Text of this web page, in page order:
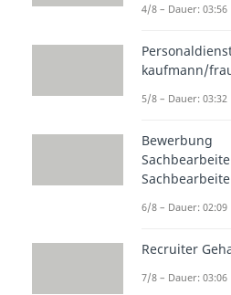
4/8 – Dauer: 03:56
kaufmann/
5/8 – Dauer: 03:32
Bewerbung
6/8 – Dauer: 02:09
Recruiter
7/8 – Dauer: 03:06